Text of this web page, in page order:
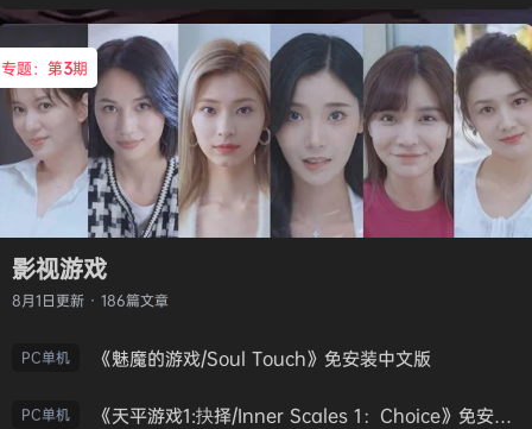
专题：第3期
影视游戏
8月1日更新 · 186篇文章
PC单机 《魅魔的游戏/Soul Touch》免安装中文版
PC单机 《天平游戏1:抉择/Inner Scales 1：Choice》免安装中文版